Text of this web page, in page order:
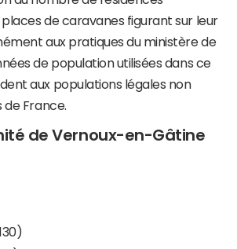
de caravanes figurant sur leur
aux pratiques du ministère de
de population utilisées dans ce
aux populations légales non
de France.
de Vernoux-en-Gâtine